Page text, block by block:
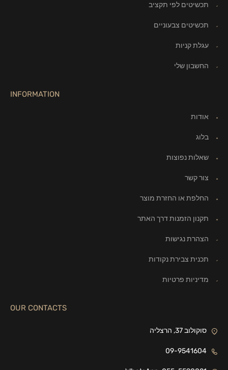
תכשיטים לפי תקציב
תכשיטים צבעוניים
עגלת קניות
החשבון שלי
INFORMATION
אודות
בלוג
שאלות נפוצות
צור קשר
החלפת או החזרת מוצר
תקנון הזמנות דרך האתר
הצהרת נגישות
תכנית צבירת נקודות
מדיניות פרטיות
OUR CONTACTS
סוקולוב 37, הרצליה
09-9541604